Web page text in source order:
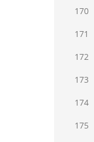
170
171
172
173
174
175